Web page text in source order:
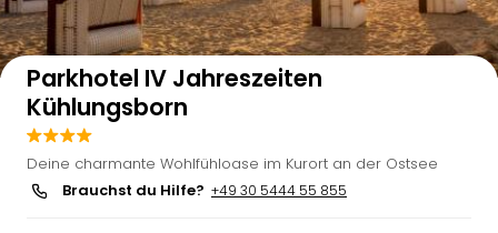
Auf der Karte anzeigen
Parkhotel IV Jahreszeiten
Kühlungsborn
Deine charmante Wohlfühloase im Kurort an der Ostsee
Brauchst du Hilfe? +49 30 5444 55 855